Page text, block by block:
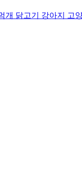
개 닭고기 강아지 고